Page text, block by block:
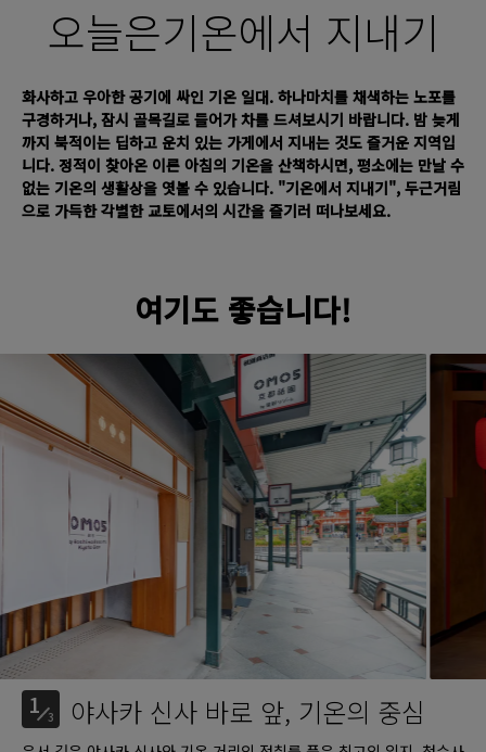
오늘은기온에서 지내기
화사하고 우아한 공기에 싸인 기온 일대. 하나마치를 채색하는 노포를
구경하거나, 잠시 골목길로 들어가 차를 드셔보시기 바랍니다. 밤 늦게
까지 북적이는 딥하고 운치 있는 가게에서 지내는 것도 즐거운 지역입
니다. 정적이 찾아온 이른 아침의 기온을 산책하시면, 평소에는 만날 수
없는 기온의 생활상을 엿볼 수 있습니다. "기온에서 지내기", 두근거림
으로 가득한 각별한 교토에서의 시간을 즐기러 떠나보세요.
여기도 좋습니다!
1 3 야사카 신사 바로 앞, 기온의 중심